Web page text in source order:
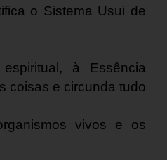
o Sistema Usui de
à Essência
coisas e circunda tudo
vivos e os